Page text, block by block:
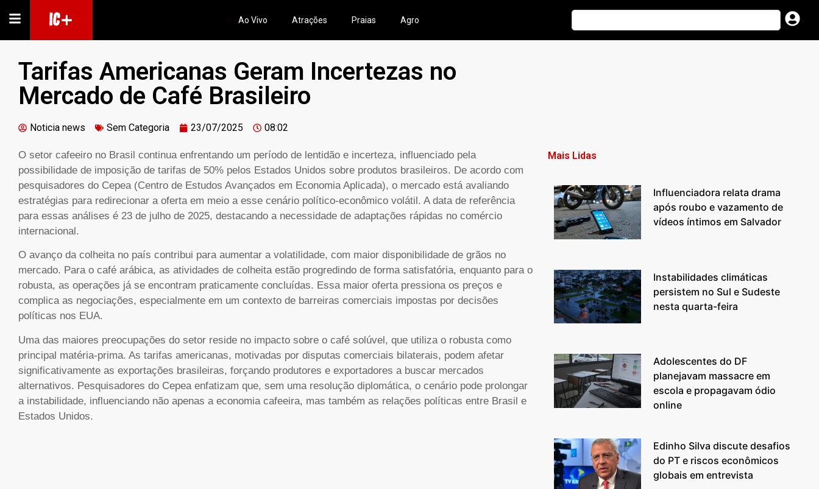
IC+ Ao Vivo Atrações Praias Agro
Tarifas Americanas Geram Incertezas no
Mercado de Café Brasileiro
Noticia news Sem Categoria 23/07/2025 08:02
O setor cafeeiro no Brasil continua enfrentando um período de lentidão e incerteza, influenciado pela
possibilidade de imposição de tarifas de 50% pelos Estados Unidos sobre produtos brasileiros. De acordo com
pesquisadores do Cepea (Centro de Estudos Avançados em Economia Aplicada), o mercado está avaliando
estratégias para redirecionar a oferta em meio a esse cenário político-econômico volátil. A data de referência
para essas análises é 23 de julho de 2025, destacando a necessidade de adaptações rápidas no comércio
internacional.
O avanço da colheita no país contribui para aumentar a volatilidade, com maior disponibilidade de grãos no
mercado. Para o café arábica, as atividades de colheita estão progredindo de forma satisfatória, enquanto para o
robusta, as operações já se encontram praticamente concluídas. Essa maior oferta pressiona os preços e
complica as negociações, especialmente em um contexto de barreiras comerciais impostas por decisões
políticas nos EUA.
Uma das maiores preocupações do setor reside no impacto sobre o café solúvel, que utiliza o robusta como
principal matéria-prima. As tarifas americanas, motivadas por disputas comerciais bilaterais, podem afetar
significativamente as exportações brasileiras, forçando produtores e exportadores a buscar mercados
alternativos. Pesquisadores do Cepea enfatizam que, sem uma resolução diplomática, o cenário pode prolongar
a instabilidade, influenciando não apenas a economia cafeeira, mas também as relações políticas entre Brasil e
Estados Unidos.
Mais Lidas
Influenciadora relata drama
após roubo e vazamento de
vídeos íntimos em Salvador
Instabilidades climáticas
persistem no Sul e Sudeste
nesta quarta-feira
Adolescentes do DF
planejavam massacre em
escola e propagavam ódio
online
Edinho Silva discute desafios
do PT e riscos econômicos
globais em entrevista